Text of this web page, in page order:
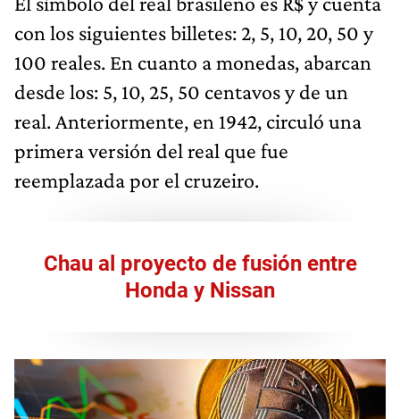
con los siguientes billetes: 2, 5, 10, 20, 50 y
100 reales. En cuanto a monedas, abarcan
desde los: 5, 10, 25, 50 centavos y de un
real. Anteriormente, en 1942, circuló una
primera versión del real que fue
reemplazada por el cruzeiro.
Chau al proyecto de fusión entre
Honda y Nissan